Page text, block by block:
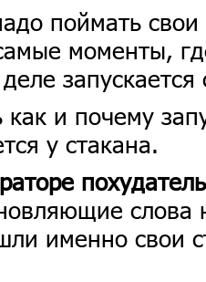
поймать
моменты,
и почему
у стакана.
слова
именно свои